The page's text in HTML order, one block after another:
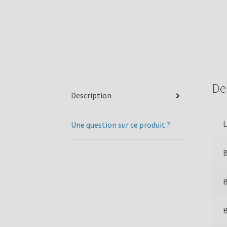
Description
Une question sur ce produit ?